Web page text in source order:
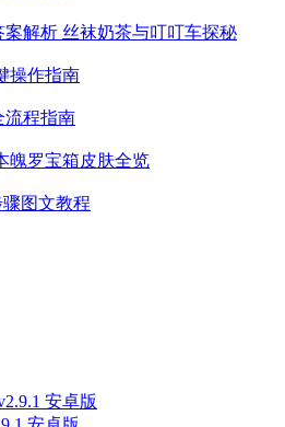
案解析 丝袜奶茶与叮叮车探秘
操作指南
流程指南
魄罗宝箱皮肤全览
图文教程